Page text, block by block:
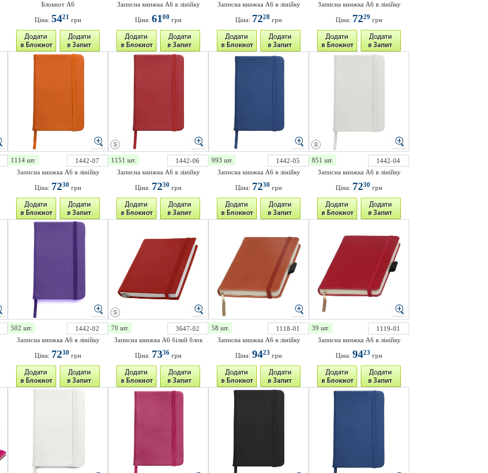
Блокнот А6
Ціна: 5421 грн
Записна книжка A6 в лінійку
Ціна: 6100 грн
Записна книжка A6 в лінійку
Ціна: 7228 грн
Записна книжка A6 в лінійку
Ціна: 7229 грн
1114 шт.
1442-07
Записна книжка A6 в лінійку
Ціна: 7230 грн
1151 шт.
1442-06
Записна книжка A6 в лінійку
Ціна: 7230 грн
993 шт.
1442-05
Записна книжка A6 в лінійку
Ціна: 7230 грн
851 шт.
1442-04
Записна книжка A6 в лінійку
Ціна: 7230 грн
502 шт.
1442-02
Записна книжка A6 в лінійку
Ціна: 7230 грн
70 шт.
3647-02
Записна книжка A6 білий блок
Ціна: 7336 грн
58 шт.
1118-01
Записна книжка A6 в лінійку
Ціна: 9423 грн
39 шт.
1119-01
Записна книжка A6 в лінійку
Ціна: 9423 грн